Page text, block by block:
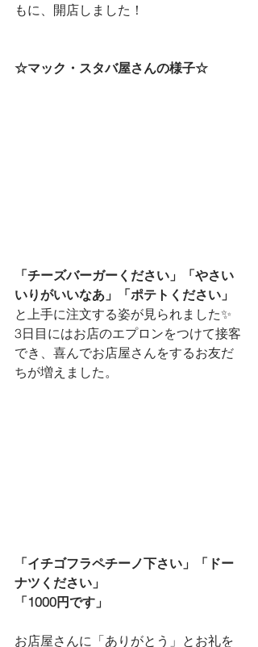
もに、開店しました！
☆マック・スタバ屋さんの様子☆
「チーズバーガーください」「やさい
いりがいいなあ」「ポテトください」
と上手に注文する姿が見られました✨
3日目にはお店のエプロンをつけて接客
でき、喜んでお店屋さんをするお友だ
ちが増えました。
「イチゴフラペチーノ下さい」「ドー
ナツください」
「1000円です」
お店屋さんに「ありがとう」とお礼を